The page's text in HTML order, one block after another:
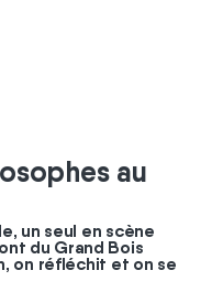
au
un seul en scène
du Grand Bois
on réfléchit et on se